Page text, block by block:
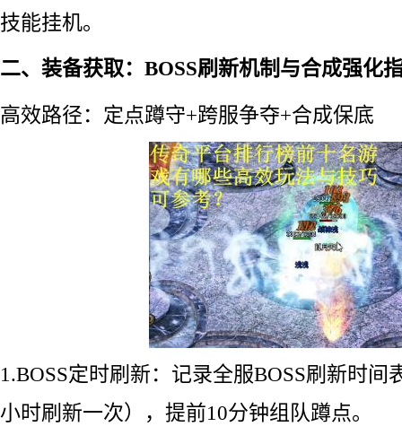
技能挂机。
二、装备获取：BOSS刷新机制与合成强化
高效路径：定点蹲守+跨服争夺+合成保底
1.BOSS定时刷新：记录全服BOSS刷新时间
小时刷新一次），提前10分钟组队蹲点。